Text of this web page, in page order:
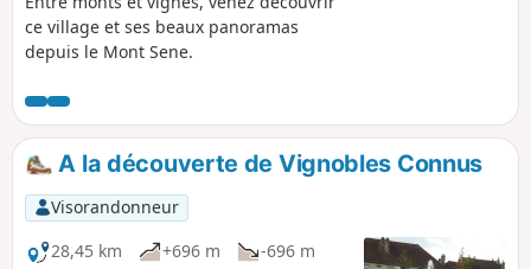
ce village et ses beaux panoramas
depuis le Mont Sene.
A la découverte de Vignobles Connus
Visorandonneur
28,45 km
+696 m
-696 m